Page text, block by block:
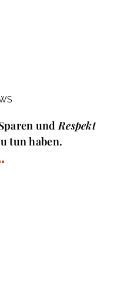
und Respekt
tun haben.